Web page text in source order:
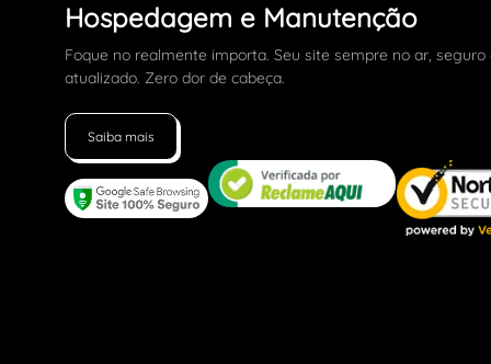
Hospedagem e Manutenção
Foque no realmente importa. Seu site sempre no ar, seguro
atualizado. Zero dor de cabeça.
Saiba mais